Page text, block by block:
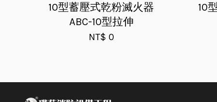
10型蓄壓式乾粉滅火器
ABC-10型拉伸
NT$ 0
10